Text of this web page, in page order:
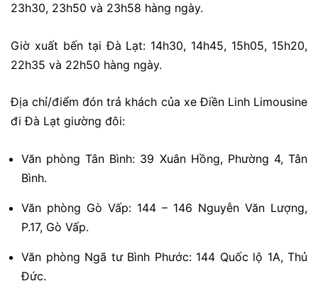
23h30, 23h50 và 23h58 hàng ngày.
Giờ xuất bến tại Đà Lạt: 14h30, 14h45, 15h05, 15h20,
22h35 và 22h50 hàng ngày.
Địa chỉ/điểm đón trả khách của xe Điền Linh Limousine
đi Đà Lạt giường đôi:
Văn phòng Tân Bình: 39 Xuân Hồng, Phường 4, Tân
Bình.
Văn phòng Gò Vấp: 144 – 146 Nguyễn Văn Lượng,
P.17, Gò Vấp.
Văn phòng Ngã tư Bình Phước: 144 Quốc lộ 1A, Thủ
Đức.